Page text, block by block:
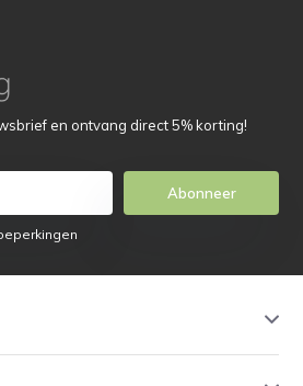
en ontvang direct 5% korting!
Abonneer